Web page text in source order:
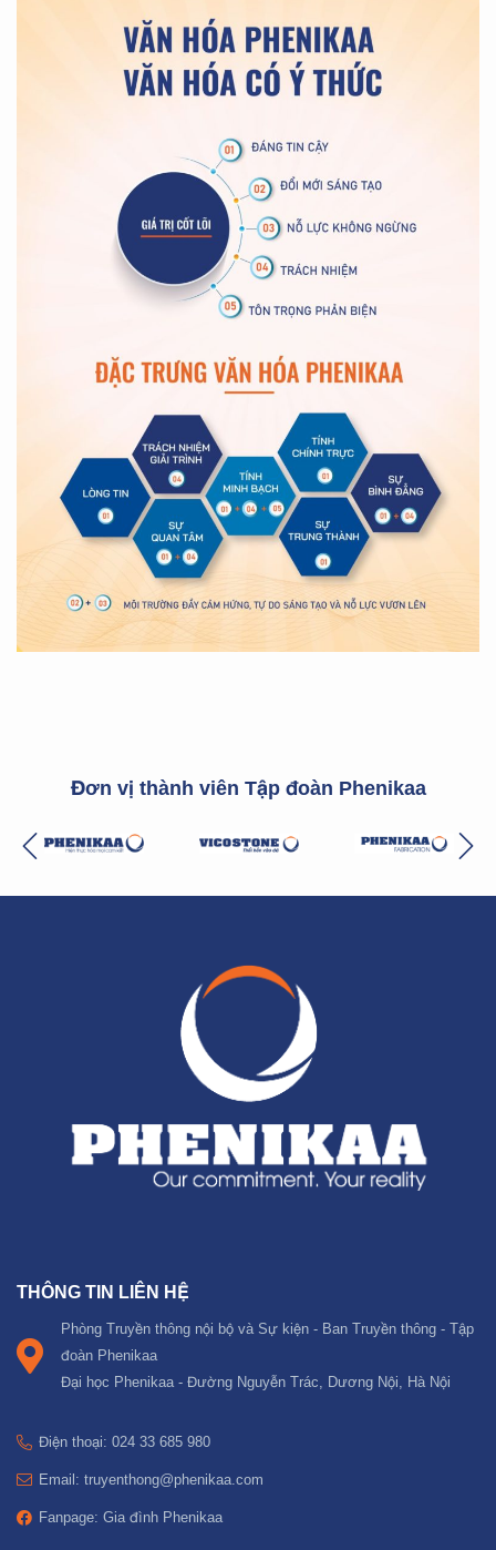
Đơn vị thành viên Tập đoàn Phenikaa
THÔNG TIN LIÊN HỆ
Phòng Truyền thông nội bộ và Sự kiện - Ban Truyền thông - Tập
đoàn Phenikaa
Đại học Phenikaa - Đường Nguyễn Trác, Dương Nội, Hà Nội
Điện thoại: 024 33 685 980
Email: truyenthong@phenikaa.com
Fanpage: Gia đình Phenikaa